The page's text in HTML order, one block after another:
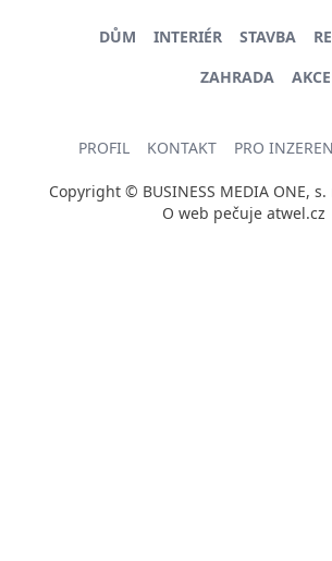
DŮM INTERIÉR STAVBA
ZAHRADA
AKCE
PROFIL KONTAKT PRO
Copyright © BUSINESS MEDIA ONE, s.